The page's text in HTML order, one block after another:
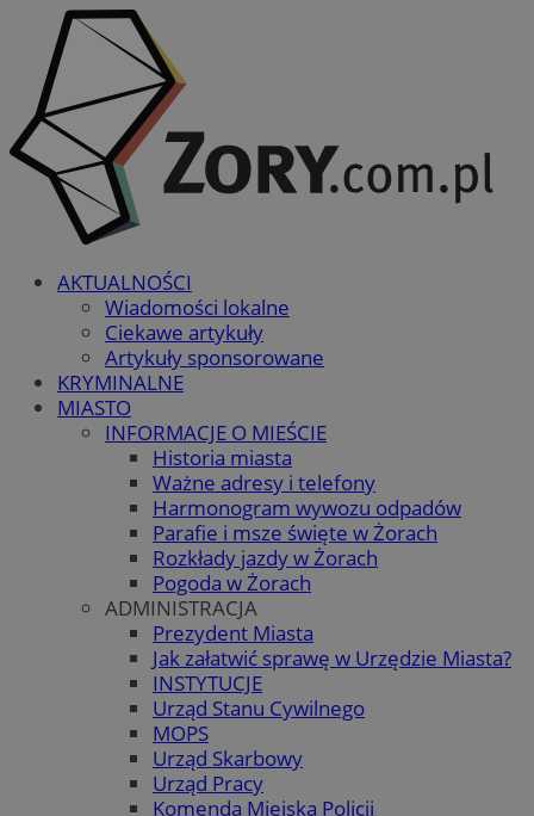
AKTUALNOŚCI
Wiadomości lokalne
Ciekawe artykuły
Artykuły sponsorowane
KRYMINALNE
MIASTO
INFORMACJE O MIEŚCIE
Historia miasta
Ważne adresy i telefony
Harmonogram wywozu odpadów
Parafie i msze święte w Żorach
Rozkłady jazdy w Żorach
Pogoda w Żorach
ADMINISTRACJA
Prezydent Miasta
Jak załatwić sprawę w Urzędzie Miasta?
INSTYTUCJE
Urząd Stanu Cywilnego
MOPS
Urząd Skarbowy
Urząd Pracy
Komenda Miejska Policji